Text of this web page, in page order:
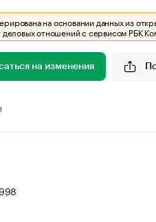
на основании данных из
деловых отношений с сервисом РБК
на изменения